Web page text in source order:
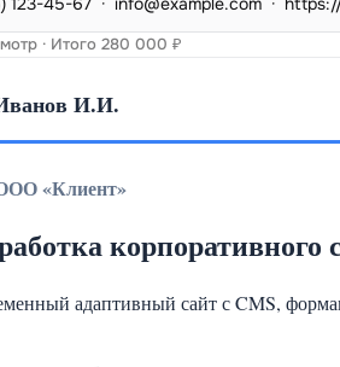
· Итого 280 000 ₽
И.И.
«Клиент»
корпоративного
адаптивный сайт с CMS,